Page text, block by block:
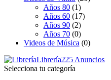
Años 80 (1)
Años 60 (17)
Años 90 (2)
Años 70 (0)
Videos de Música (0)
Librería225 Anuncios
Selecciona tu categoría